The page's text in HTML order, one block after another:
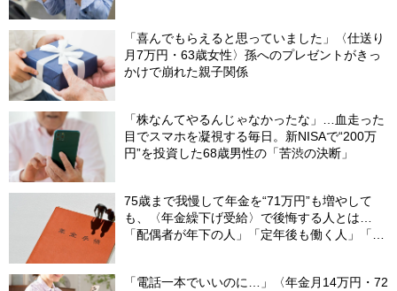
「喜んでもらえると思っていました」〈仕送り
月7万円・63歳女性〉孫へのプレゼントがきっ
かけで崩れた親子関係
「株なんてやるんじゃなかったな」…血走った
目でスマホを凝視する毎日。新NISAで“200万
円”を投資した68歳男性の「苦渋の決断」
75歳まで我慢して年金を“71万円”も増やして
も、〈年金繰下げ受給〉で後悔する人とは…
「配偶者が年下の人」「定年後も働く人」「特
「電話一本でいいのに…」〈年金月14万円・72